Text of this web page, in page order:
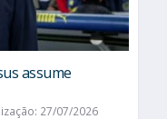
assume
27/07/2026